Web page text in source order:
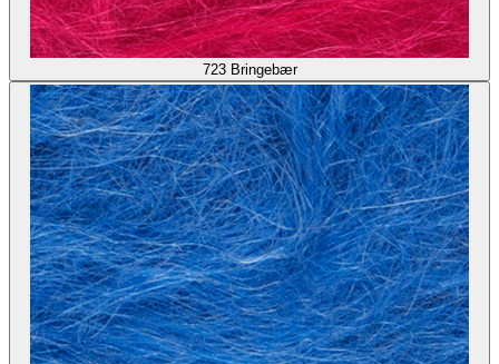
723 Bringebær